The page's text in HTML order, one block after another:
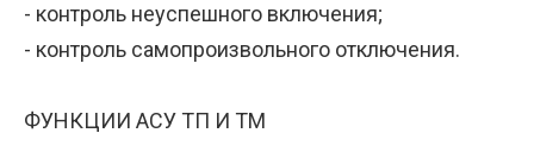
- контроль неуспешного включения;
- контроль самопроизвольного отключения.
ФУНКЦИИ АСУ ТП И ТМ